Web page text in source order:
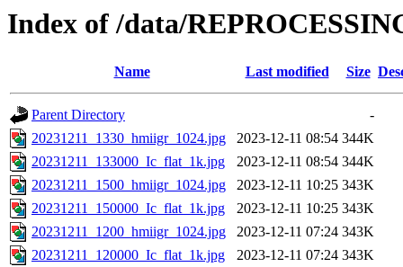
Index of /data/
Name Last modified Size
Parent Directory
-
20231211_1330_hmiigr_1024.jpg
2023-12-11 08:54 344K
20231211_133000_Ic_flat_1k.jpg
2023-12-11 08:54 344K
20231211_1500_hmiigr_1024.jpg
2023-12-11 10:25 343K
20231211_150000_Ic_flat_1k.jpg
2023-12-11 10:25 343K
20231211_1200_hmiigr_1024.jpg
2023-12-11 07:24 343K
20231211_120000_Ic_flat_1k.jpg
2023-12-11 07:24 343K